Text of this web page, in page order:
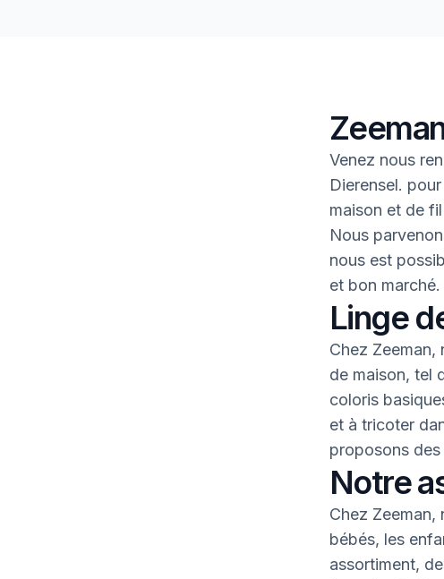
Venez nous
Dierensel.
maison et de
Nous
nous est
et bon marché.
Linge
Chez
de maison, tel
coloris
et à tricoter
proposons
Notre
Chez
bébés, les
assortiment,